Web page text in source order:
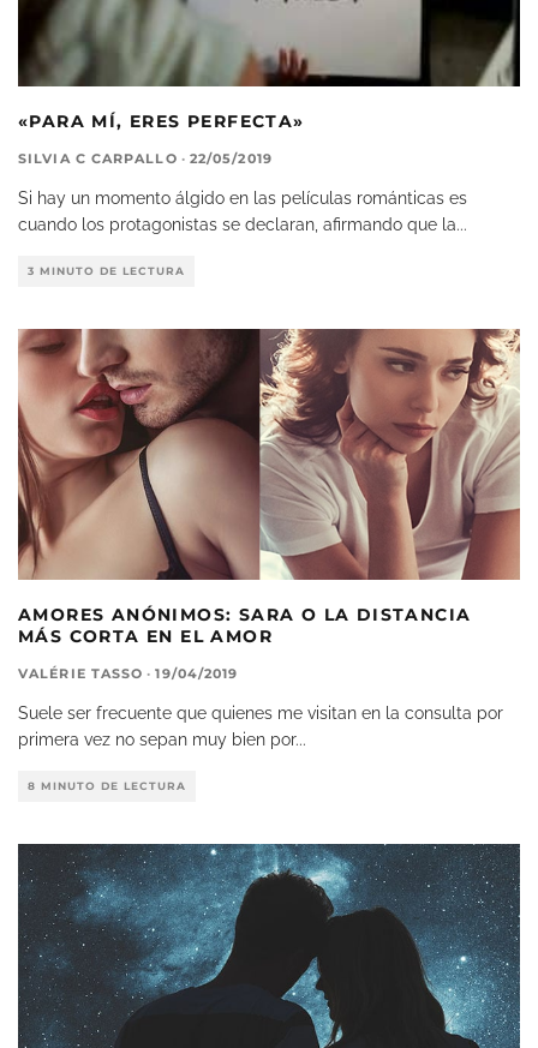
«PARA MÍ, ERES PERFECTA»
SILVIA C CARPALLO · 22/05/2019
Si hay un momento álgido en las películas románticas es
cuando los protagonistas se declaran, afirmando que la...
3 MINUTO DE LECTURA
AMORES ANÓNIMOS: SARA O LA DISTANCIA
MÁS CORTA EN EL AMOR
VALÉRIE TASSO · 19/04/2019
Suele ser frecuente que quienes me visitan en la consulta por
primera vez no sepan muy bien por...
8 MINUTO DE LECTURA